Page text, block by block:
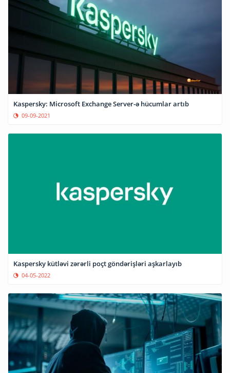
Kaspersky: Microsoft Exchange Server-ə hücumlar artıb
09-09-2021
Kaspersky kütləvi zərərli poçt göndərişləri aşkarlayıb
04-05-2022